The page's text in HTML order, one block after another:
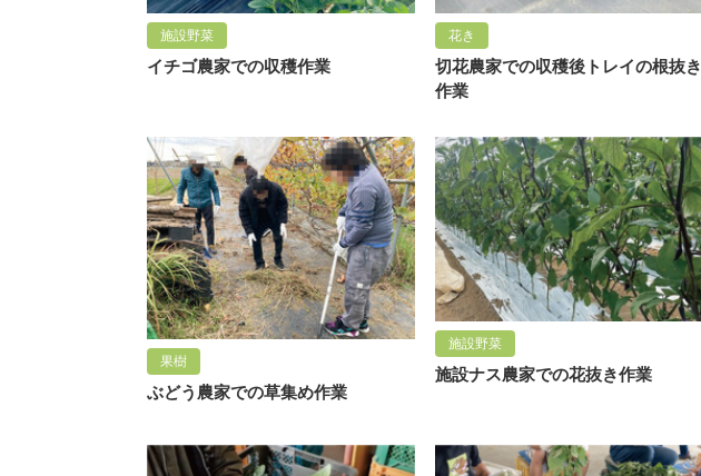
施設野菜
イチゴ農家での収穫作業
花き
切花農家での収穫後トレイの根抜き
作業
果樹
ぶどう農家での草集め作業
施設野菜
施設ナス農家での花抜き作業